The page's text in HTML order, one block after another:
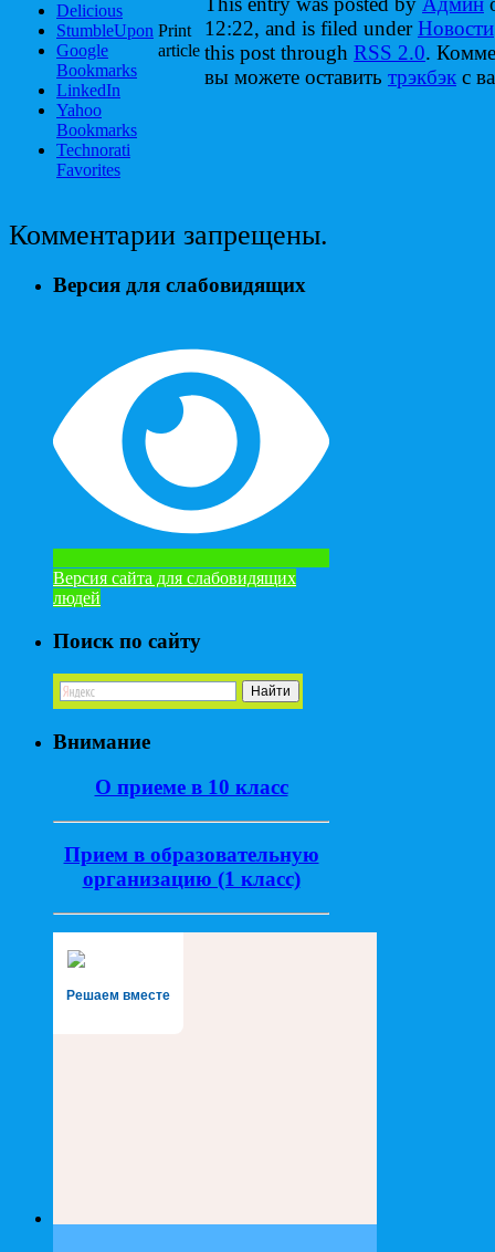
Delicious
StumbleUpon
Google
Bookmarks
LinkedIn
Yahoo
Bookmarks
Technorati
Favorites
Print
article
12:22, and is filed underНовости
this post through RSS 2.0.
вы можете оставить трэкбэк с
Комментарии запрещены.
Версия для слабовидящих
Версия сайта для слабовидящих
людей
Поиск по сайту
Внимание
О приеме в 10 класс
Прием в образовательную
организацию (1 класс)
Решаем вместе